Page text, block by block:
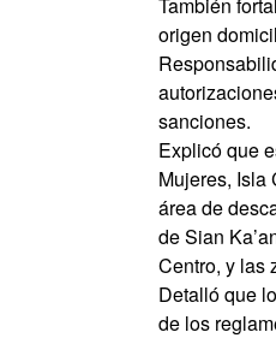
También
origen
sanciones.
Explicó que
Mujeres, Isla
área de
de Sian
Centro, y las
Detalló que
de los